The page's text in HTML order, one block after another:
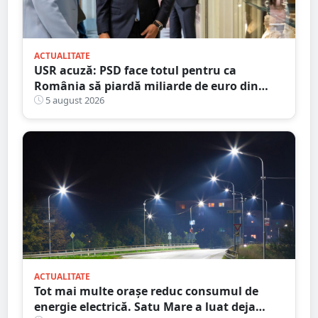
ACTUALITATE
USR acuză: PSD face totul pentru ca
România să piardă miliarde de euro din
PNRR
5 august 2026
ACTUALITATE
Tot mai multe orașe reduc consumul de
energie electrică. Satu Mare a luat deja